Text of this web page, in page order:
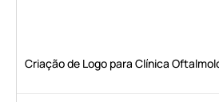
Criação de Logo para Clínica